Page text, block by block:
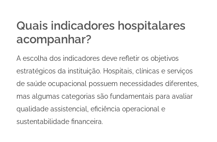
Quais indicadores hospitalares
acompanhar?
A escolha dos indicadores deve refletir os objetivos
estratégicos da instituição. Hospitais, clínicas e serviços
de saúde ocupacional possuem necessidades diferentes,
mas algumas categorias são fundamentais para avaliar
qualidade assistencial, eficiência operacional e
sustentabilidade financeira.